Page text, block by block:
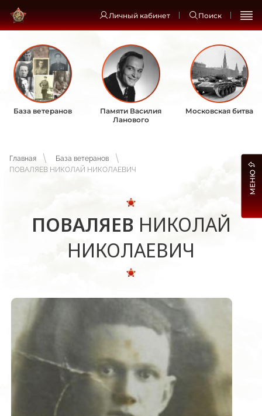
Личный кабинет Поиск
База ветеранов
Памяти Василия
Ланового
Московская битва
Главная
База ветеранов
ПОВАЛЯЕВ НИКОЛАЙ НИКОЛАЕВИЧ
ПОВАЛЯЕВ НИКОЛАЙ
НИКОЛАЕВИЧ
МЕНЮ